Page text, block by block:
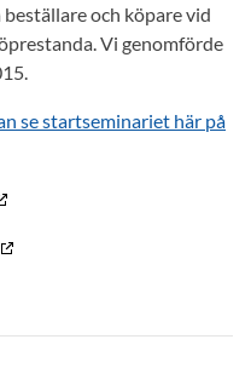
och köpare vid
Vi genomförde
se startseminariet här på